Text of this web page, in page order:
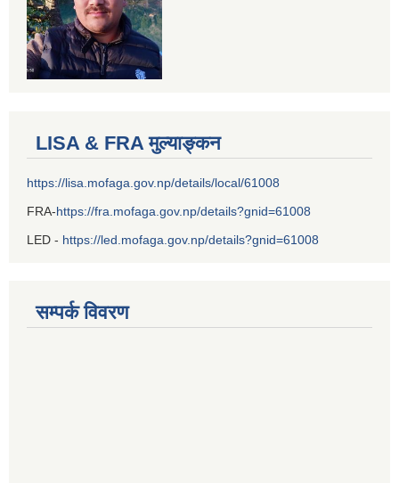
LISA & FRA मुल्याङ्कन
https://lisa.mofaga.gov.np/details/local/61008
FRA-https://fra.mofaga.gov.np/details?gnid=61008
LED - https://led.mofaga.gov.np/details?gnid=61008
सम्पर्क विवरण